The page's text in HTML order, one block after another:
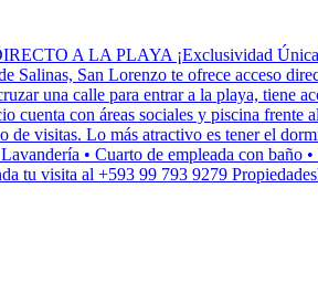
A LA PLAYA ¡Exclusividad Única!
San Lorenzo te ofrece acceso
una calle para entrar a la playa, tiene
cuenta con áreas sociales y piscina
visitas. Lo más atractivo es tener el
• Cuarto de empleada con baño
tu visita al +593 99 793 9279